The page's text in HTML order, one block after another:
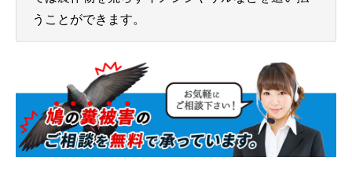
うことができます。